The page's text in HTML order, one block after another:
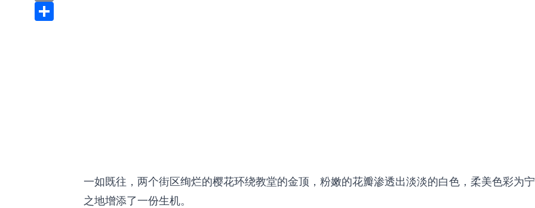
一如既往，两个街区绚烂的樱花环绕教堂的金顶，粉嫩的花瓣渗透出淡淡的白色，柔美色彩为
之地增添了一份生机。